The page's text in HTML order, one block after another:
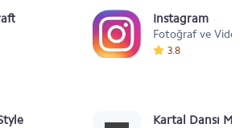
Instagram
Fotoğraf ve Video
3.8
Kartal Dansı